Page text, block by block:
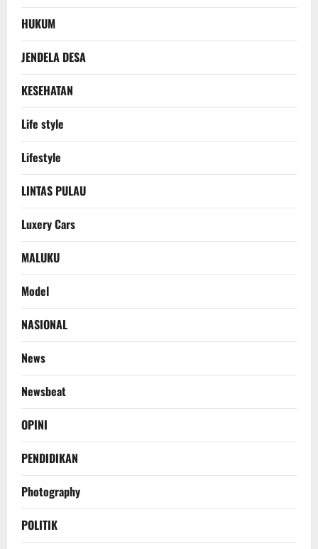
HUKUM
JENDELA DESA
KESEHATAN
Life style
Lifestyle
LINTAS PULAU
Luxery Cars
MALUKU
Model
NASIONAL
News
Newsbeat
OPINI
PENDIDIKAN
Photography
POLITIK